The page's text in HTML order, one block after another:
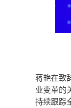
蒋艳在致
业变革的
持续跟踪